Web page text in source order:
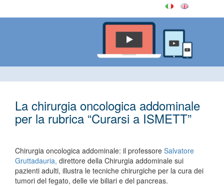
La chirurgia oncologica addominale
per la rubrica “Curarsi a ISMETT”
Chirurgia oncologica addominale: il professore Salvatore
Gruttadauria, direttore della Chirurgia addominale sui
pazienti adulti, illustra le tecniche chirurgiche per la cura dei
tumori del fegato, delle vie biliari e del pancreas.